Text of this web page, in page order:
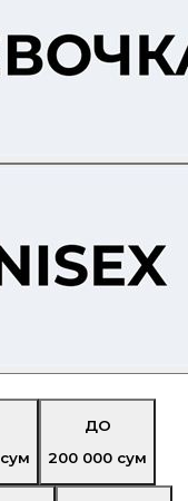
сум
ДО
200 000 сум